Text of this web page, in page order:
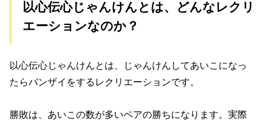
以心伝心じゃんけんとは、どんなレクリ
エーションなのか？
以心伝心じゃんけんとは、じゃんけんしてあいこになっ
たらバンザイをするレクリエーションです。
勝敗は、あいこの数が多いペアの勝ちになります。実際